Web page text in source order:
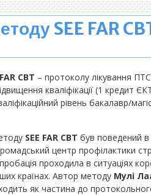
SEE FAR
CBT – протоколу лікування
кваліфікації (1 кредит
рівень бакалавр/
SEE FAR CBT був поведений
центр профілактики
проходила в ситуаціях
країнах. Автор методу Мулі
як частина до